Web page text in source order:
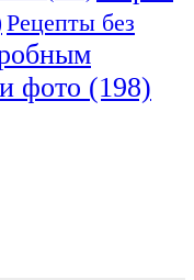
Рецепты без
фото (198)